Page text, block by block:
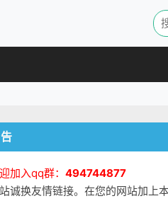
加入qq群： 494744877
诚换友情链接。在您的网站加上